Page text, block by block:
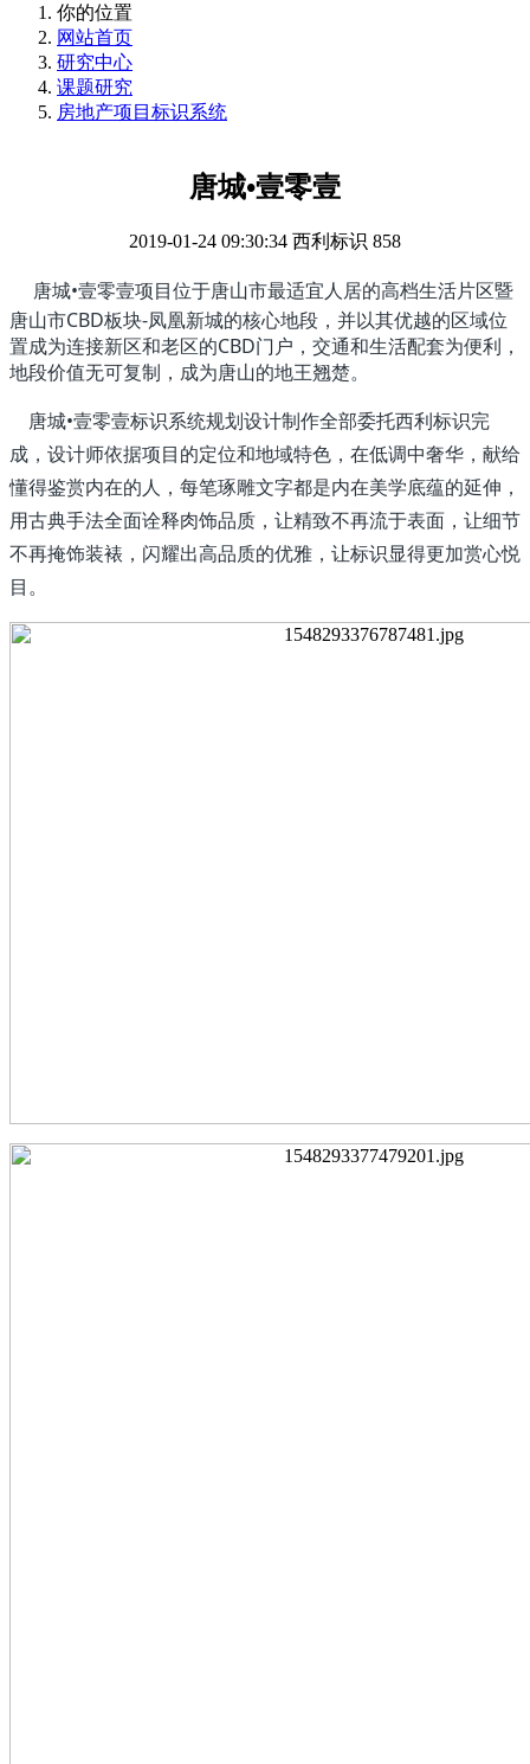
你的位置
网站首页
研究中心
课题研究
房地产项目标识系统
唐城•壹零壹
2019-01-24 09:30:34 西利标识 858
唐城•壹零壹项目位于唐山市最适宜人居的高档生活片区暨
唐山市CBD板块-凤凰新城的核心地段，并以其优越的区域位
置成为连接新区和老区的CBD门户，交通和生活配套为便利，
地段价值无可复制，成为唐山的地王翘楚。
唐城•壹零壹标识系统规划设计制作全部委托西利标识完
成，设计师依据项目的定位和地域特色，在低调中奢华，献给
懂得鉴赏内在的人，每笔琢雕文字都是内在美学底蕴的延伸，
用古典手法全面诠释肉饰品质，让精致不再流于表面，让细节
不再掩饰装裱，闪耀出高品质的优雅，让标识显得更加赏心悦
目。